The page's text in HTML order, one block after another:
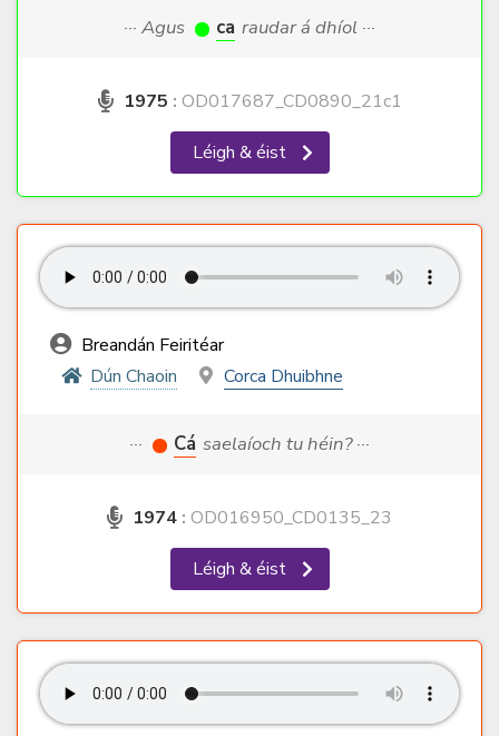
··· Agus ca raudar á dhíol ···
1975 : OD017687_CD0890_21c1
Léigh & éist
Breandán Feiritéar
Dún Chaoin
Corca Dhuibhne
··· Cá saelaíoch tu héin? ···
1974 : OD016950_CD0135_23
Léigh & éist